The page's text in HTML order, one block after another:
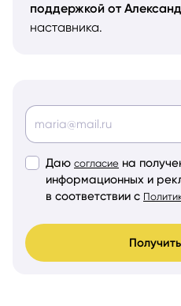
поддержкой от
наставника.
Даю согласие на
информационных и
в соответствии с